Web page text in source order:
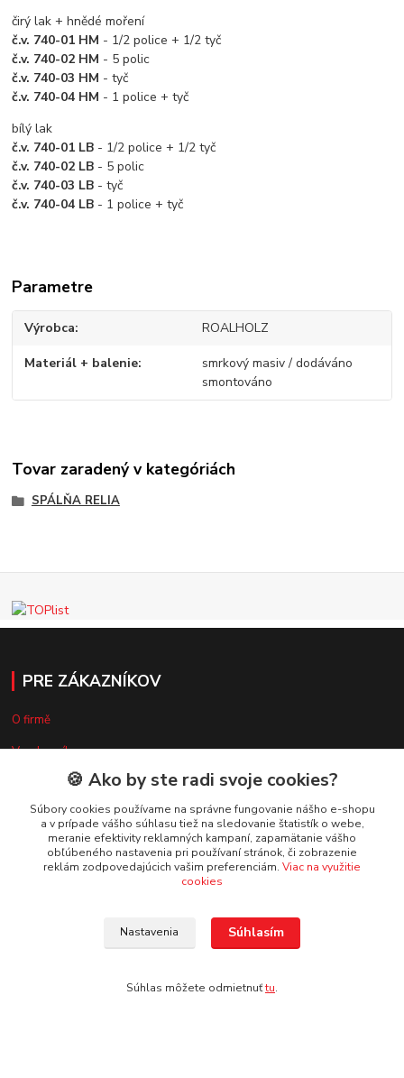
čirý lak + hnědé moření
č.v. 740-01 HM - 1/2 police + 1/2 tyč
č.v. 740-02 HM - 5 polic
č.v. 740-03 HM - tyč
č.v. 740-04 HM - 1 police + tyč
bílý lak
č.v. 740-01 LB - 1/2 police + 1/2 tyč
č.v. 740-02 LB - 5 polic
č.v. 740-03 LB - tyč
č.v. 740-04 LB - 1 police + tyč
Parametre
Výrobca ROALHOLZ
Materiál + balenie
smrkový masiv / dodáváno
smontováno
Tovar zaradený v kategóriách
SPÁLŇA RELIA
PRE ZÁKAZNÍKOV
O firmě
Vzorkovník
VŠETKO O NÁKUPE
Doprava a platba
Ochrana osobných údajov
🍪 Ako by ste radi svoje cookies?
Súbory cookies používame na správne fungovanie nášho e-shopu
a v prípade vášho súhlasu tiež na sledovanie štatistík o webe,
meranie efektivity reklamných kampaní, zapamätanie vášho
obľúbeného nastavenia pri používaní stránok, či zobrazenie
reklám zodpovedajúcich vašim preferenciám. Viac na využitie
cookies
Nastavenia Súhlasím
Súhlas môžete odmietnuťtu.